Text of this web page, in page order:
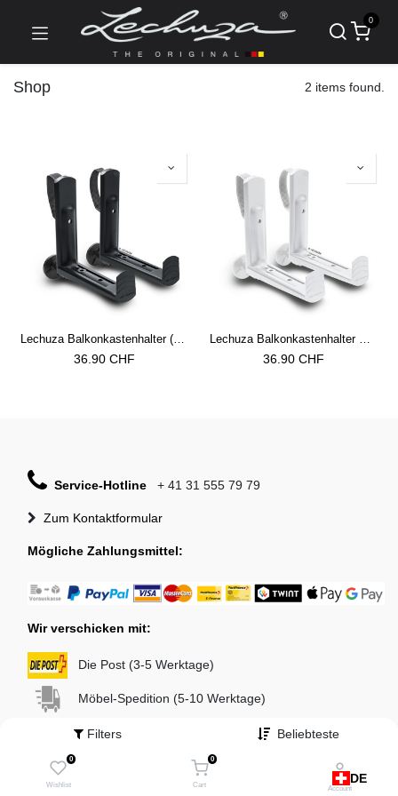
Filters Beliebteste
0
Wishlist
0
Cart Account
0
Shop 2 items found.
Lechuza Balkonkastenhalter (1 Stück = 1 Paar) schwarz
36.90 CHF
Lechuza Balkonkastenhalter Weiss(1 Stück = 1 Paar) weiss
36.90 CHF
Service-Hotline + 41 31 555 79 79
Zum Kontaktformular
Mögliche Zahlungsmittel:
Wir verschicken mit:
Die Post (3-5 Werktage)
Möbel-Spedition (5-10 Werktage)
DE